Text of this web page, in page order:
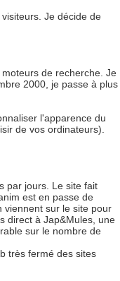
Je décide de
de recherche. Je
2000, je passe à plus
l'apparence du
de vos ordinateurs).
par jours. Le site fait
est en passe de
viennent sur le site pour
direct à Jap&Mules, une
sur le nombre de
très fermé des sites